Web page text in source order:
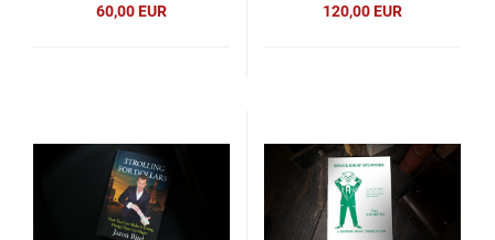
60,00 EUR 120,00 EUR